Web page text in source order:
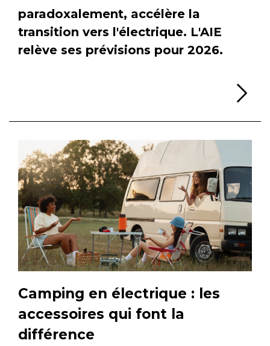
paradoxalement, accélère la
transition vers l'électrique. L'AIE
relève ses prévisions pour 2026.
Camping en électrique : les
accessoires qui font la
différence